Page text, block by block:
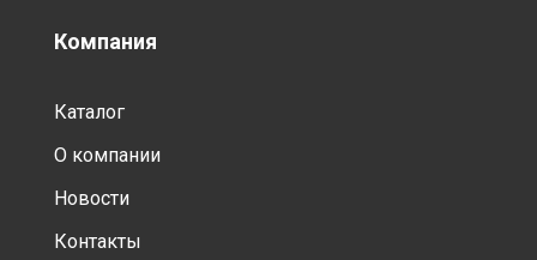
Компания
Каталог
О компании
Новости
Контакты